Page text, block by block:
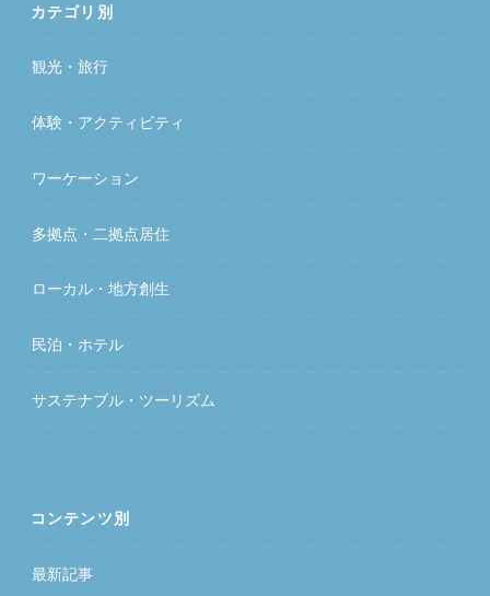
カテゴリ別
観光・旅行
体験・アクティビティ
ワーケーション
多拠点・二拠点居住
ローカル・地方創生
民泊・ホテル
サステナブル・ツーリズム
コンテンツ別
最新記事